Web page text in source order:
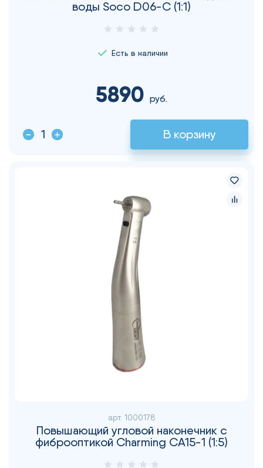
воды Soco D06-С (1:1)
Есть в наличии
5890 руб.
В корзину
арт. 1000178
Повышающий угловой наконечник с
фиброоптикой Charming CA15-1 (1:5)